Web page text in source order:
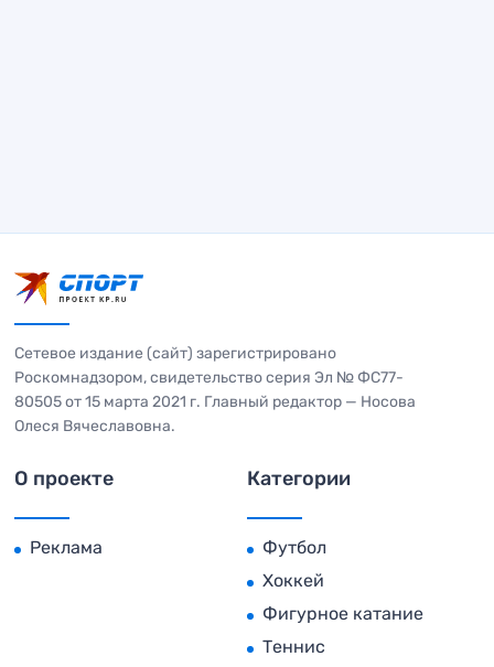
Сетевое издание (сайт) зарегистрировано
Роскомнадзором, свидетельство серия Эл № ФС77-
80505 от 15 марта 2021 г. Главный редактор — Носова
Олеся Вячеславовна.
О проекте
Реклама
Категории
Футбол
Хоккей
Фигурное катание
Теннис